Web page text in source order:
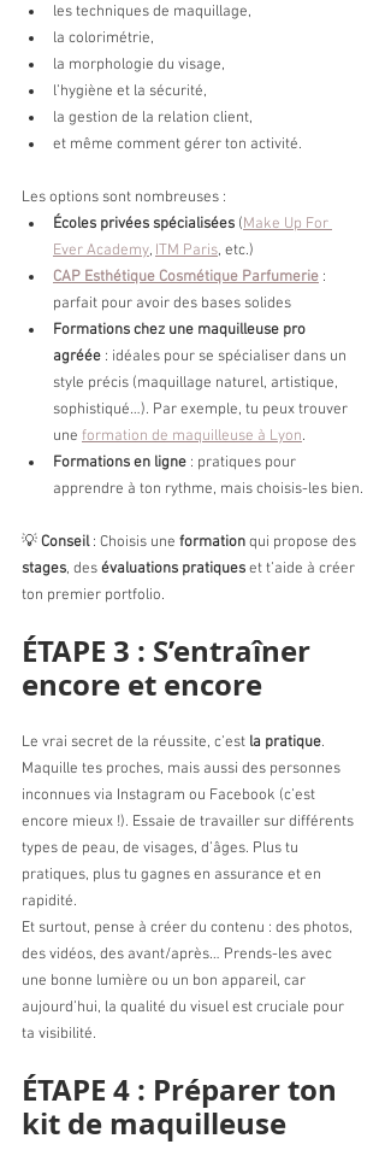
les techniques de maquillage,
la colorimétrie,
la morphologie du visage,
l’hygiène et la sécurité,
la gestion de la relation client,
et même comment gérer ton activité.
Les options sont nombreuses :
Écoles privées spécialisées (Make Up For
Ever Academy, ITM Paris, etc.)
CAP Esthétique Cosmétique Parfumerie :
parfait pour avoir des bases solides
Formations chez une maquilleuse pro
agréée : idéales pour se spécialiser dans un
style précis (maquillage naturel, artistique,
sophistiqué…). Par exemple, tu peux trouver
une formation de maquilleuse à Lyon.
Formations en ligne : pratiques pour
apprendre à ton rythme, mais choisis-les bien.
💡 Conseil : Choisis une formation qui propose des
stages, des évaluations pratiques et t’aide à créer
ton premier portfolio.
ÉTAPE 3 : S’entraîner
encore et encore
Le vrai secret de la réussite, c’est la pratique.
Maquille tes proches, mais aussi des personnes
inconnues via Instagram ou Facebook (c’est
encore mieux !). Essaie de travailler sur différents
types de peau, de visages, d’âges. Plus tu
pratiques, plus tu gagnes en assurance et en
rapidité.
Et surtout, pense à créer du contenu : des photos,
des vidéos, des avant/après… Prends-les avec
une bonne lumière ou un bon appareil, car
aujourd’hui, la qualité du visuel est cruciale pour
ta visibilité.
ÉTAPE 4 : Préparer ton
kit de maquilleuse